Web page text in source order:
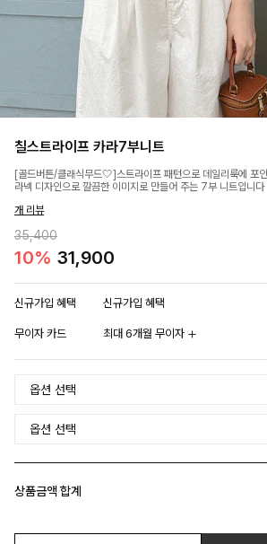
칠스트라이프 카라7부니트
[골드버튼/클래식무드🤍]스트라이프 패턴으로 데일리룩에 포
라넥 디자인으로 깔끔한 이미지로 만들어 주는 7부 니트입니다
개 리뷰
35,400
10% 31,900
신규가입 혜택 신규가입 혜택
무이자 카드 최대 6개월 무이자
상품금액 합계